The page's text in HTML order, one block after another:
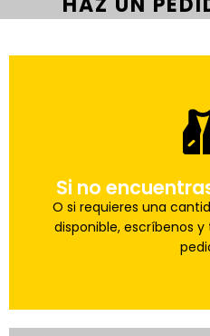
Si no
O si requieres una
disponible, escríbenos
Haz tu
Uno de nuestros